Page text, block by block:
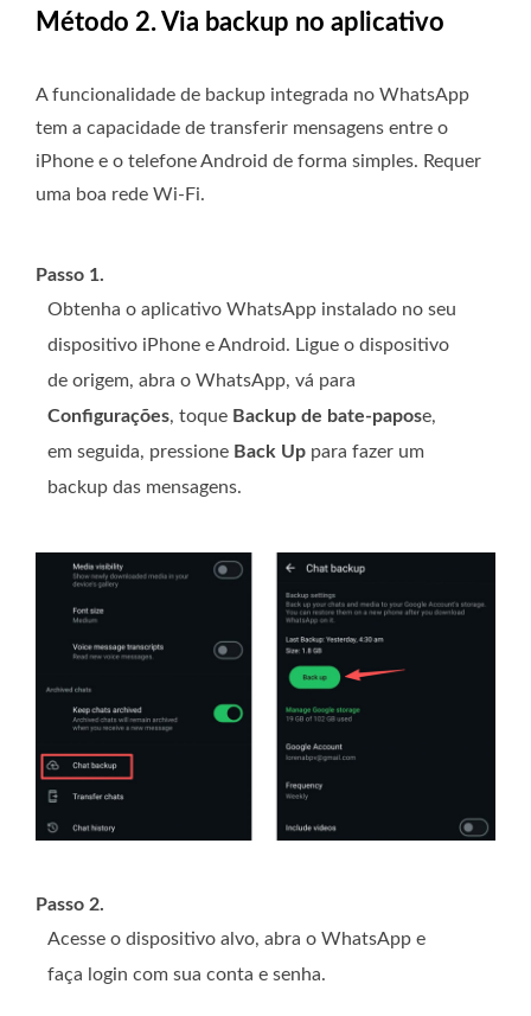
Método 2. Via backup no aplicativo
A funcionalidade de backup integrada no WhatsApp
tem a capacidade de transferir mensagens entre o
iPhone e o telefone Android de forma simples. Requer
uma boa rede Wi-Fi.
Passo 1.
Obtenha o aplicativo WhatsApp instalado no seu
dispositivo iPhone e Android. Ligue o dispositivo
de origem, abra o WhatsApp, vá para
Configurações, toque Backup de bate-papose,
em seguida, pressione Back Up para fazer um
backup das mensagens.
Passo 2.
Acesse o dispositivo alvo, abra o WhatsApp e
faça login com sua conta e senha.